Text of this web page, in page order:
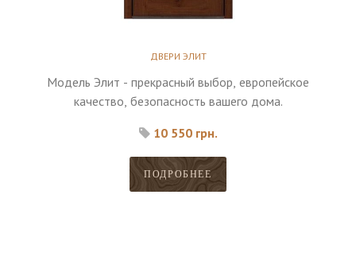
ДВЕРИ ЭЛИТ
Модель Элит - прекрасный выбор, европейское
качество, безопасность вашего дома.
10 550 грн.
ПОДРОБНЕЕ